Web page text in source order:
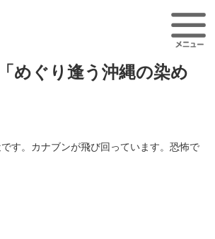
めぐり逢う沖縄の染め
す。カナブンが飛び回っています。恐怖で